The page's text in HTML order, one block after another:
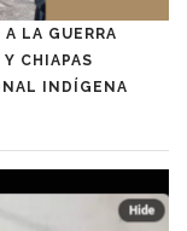
LA GUERRA
CHIAPAS
INDÍGENA